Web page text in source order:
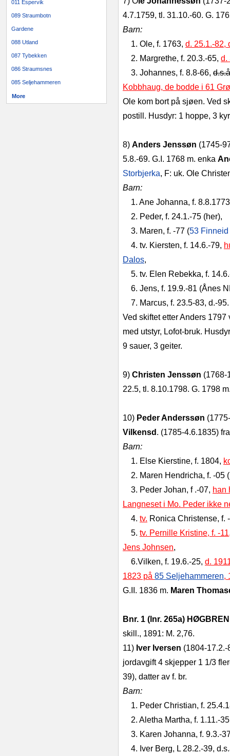
011 Espervik
089 Straumbotn
Gardene
088 Utland
087 Tybekken
086 Straumsnes
085 Seljehammeren
More
4.7.1759, tl. 31.10.-60. G.
Barn:
1. Ole, f. 1763, d. 25.1.-82,
2. Margrethe, f. 20.3.-65, d.
3. Johannes, f. 8.8-66, d.s.å
Kobbhaug, de bodde i 61
Ole kom bort på sjøen. Ved
postill. Husdyr: 1 hoppe, 3
8) Anders Jenssøn (1745-
5.8.-69. G.I. 1768 m. enka
Storbjerka, F: uk. Ole
Barn:
1. Ane Johanna, f.
2. Peder, f. 24.1.-75 (her),
3. Maren, f. -77 (53 Finneid
4. tv. Kiersten, f. 14.6.-79,
Dalos,
5. tv. Elen Rebekka, f.
6. Jens, f. 19.9.-81 (Ånes
7. Marcus, f. 23.5-83, d.-95.
Ved skiftet etter Anders
med utstyr, Lofot-bruk.
9 sauer, 3 geiter.
9) Christen Jenssøn (1768-
22.5, tl. 8.10.1798. G. 1798
10) Peder Anderssøn
Vilkensd . (1785-4.6.1835)
Barn:
1. Else Kierstine, f. 1804,
2. Maren Hendricha, f. -05
3. Peder Johan, f .-07, han
Langneset i Mo. Peder ikke
4. tv. Ronica Christense, f.
5. tv. Pernille Kristine, f. -
Jens Johnsen,
6.Vilken, f. 19.6.-25, d.
1823 på 85 Seljehammeren,
G.II. 1836 m. Maren
Bnr. 1 (lnr. 265a)
skill., 1891: M. 2,76.
11) Iver Iversen (1804-
jordavgift 4 skjepper 1 1/3
39), datter av f. br.
Barn:
1. Peder Christian, f.
2. Aletha Martha, f. 1.11.-
3. Karen Johanna, f. 9.3.-
4. Iver Berg, L 28.2.-39,